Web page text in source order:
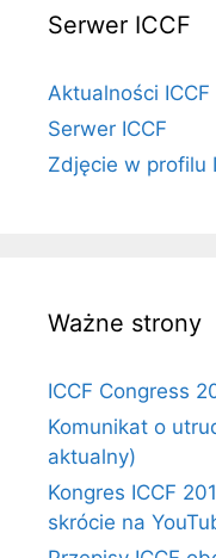
Serwer ICCF
Aktualności ICCF
Serwer ICCF
Zdjęcie w profilu
Ważne strony
ICCF Congress
Komunikat o
aktualny)
Kongres ICCF
skrócie na